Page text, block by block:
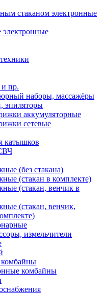
стаканом электронные
пр.
наборы, массажёры
эпиляторы
аккумуляторные
сетевые
катышков
(без стакана)
(стакан в комплекте)
(стакан, венчик в
(стакан, венчик,
измельчители
комбайны